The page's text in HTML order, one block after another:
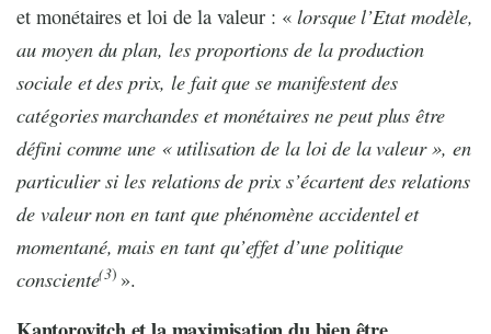
et monétaires et loi de la valeur : « lorsque l’Etat modèle,
au moyen du plan, les proportions de la production
sociale et des prix, le fait que se manifestent des
catégories marchandes et monétaires ne peut plus être
défini comme une « utilisation de la loi de la valeur », en
particulier si les relations de prix s’écartent des relations
de valeur non en tant que phénomène accidentel et
momentané, mais en tant qu’effet d’une politique
consciente(3) ».